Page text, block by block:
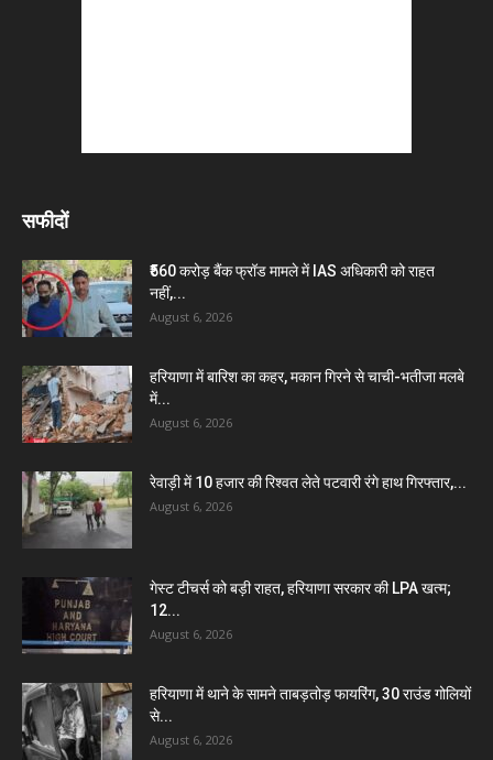
सफीदों
₹560 करोड़ बैंक फ्रॉड मामले में IAS अधिकारी को राहत
नहीं,...
August 6, 2026
हरियाणा में बारिश का कहर, मकान गिरने से चाची-भतीजा मलबे
में...
August 6, 2026
रेवाड़ी में 10 हजार की रिश्वत लेते पटवारी रंगे हाथ गिरफ्तार,...
August 6, 2026
गेस्ट टीचर्स को बड़ी राहत, हरियाणा सरकार की LPA खत्म;
12...
August 6, 2026
हरियाणा में थाने के सामने ताबड़तोड़ फायरिंग, 30 राउंड गोलियों
से...
August 6, 2026